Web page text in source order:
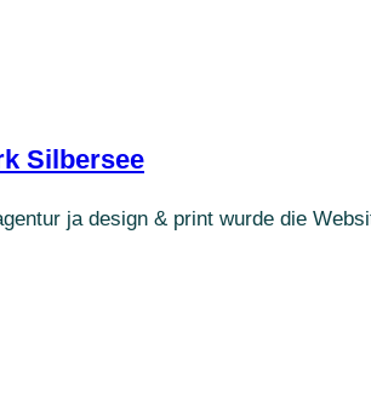
Silbersee
ja design & print wurde die